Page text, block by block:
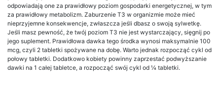
odpowiadają one za prawidłowy poziom gospodarki energetycznej, w tym
za prawidłowy metabolizm. Zaburzenie T3 w organizmie może mieć
nieprzyjemne konsekwencje, zwłaszcza jeśli dbasz o swoją sylwetkę.
Jeśli masz pewność, że twój poziom T3 nie jest wystarczający, sięgnij po
jego suplement. Prawidłowa dawka tego środka wynosi maksymalnie 100
mcg, czyli 2 tabletki spożywane na dobę. Warto jednak rozpocząć cykl od
połowy tabletki. Dodatkowo kobiety powinny zaprzestać podwyższanie
dawki na 1 całej tabletce, a rozpocząć swój cykl od ¼ tabletki.